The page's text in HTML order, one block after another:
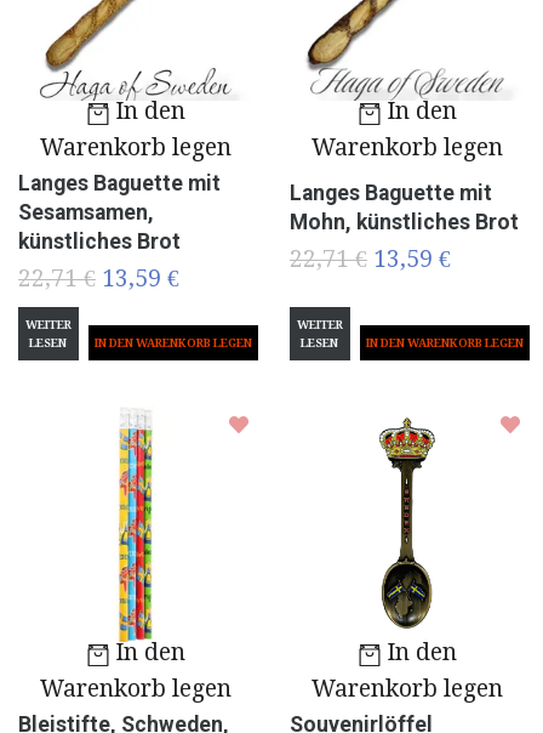
In den
Warenkorb legen
Langes Baguette mit
Sesamsamen,
künstliches Brot
22,71 € 13,59 €
WEITER
LESEN
In den
Warenkorb legen
Langes Baguette mit
Mohn, künstliches Brot
22,71 € 13,59 €
WEITER
LESEN
In den
Warenkorb legen
Bleistifte, Schweden,
In den
Warenkorb legen
Souvenirlöffel